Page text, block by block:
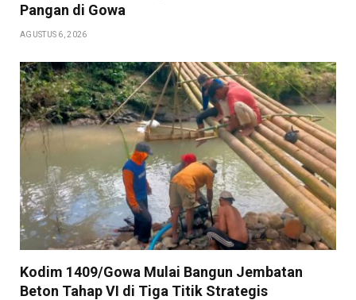
Pangan di Gowa
AGUSTUS 6, 2026
Kodim 1409/Gowa Mulai Bangun Jembatan
Beton Tahap VI di Tiga Titik Strategis